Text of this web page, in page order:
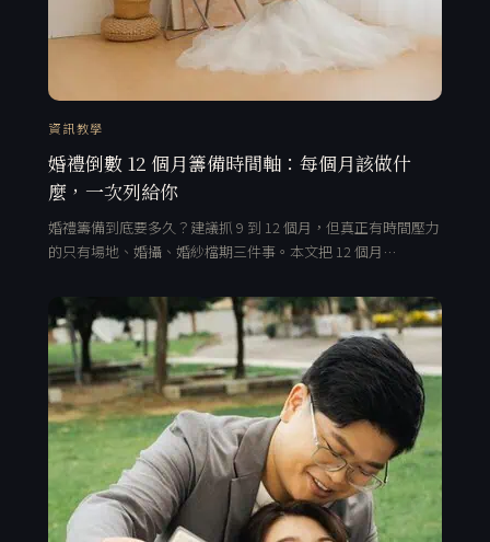
資訊教學
婚禮倒數 12 個月籌備時間軸：每個月該做什
麼，一次列給你
婚禮籌備到底要多久？建議抓 9 到 12 個月，但真正有時間壓力
的只有場地、婚攝、婚紗檔期三件事。本文把 12 個月…